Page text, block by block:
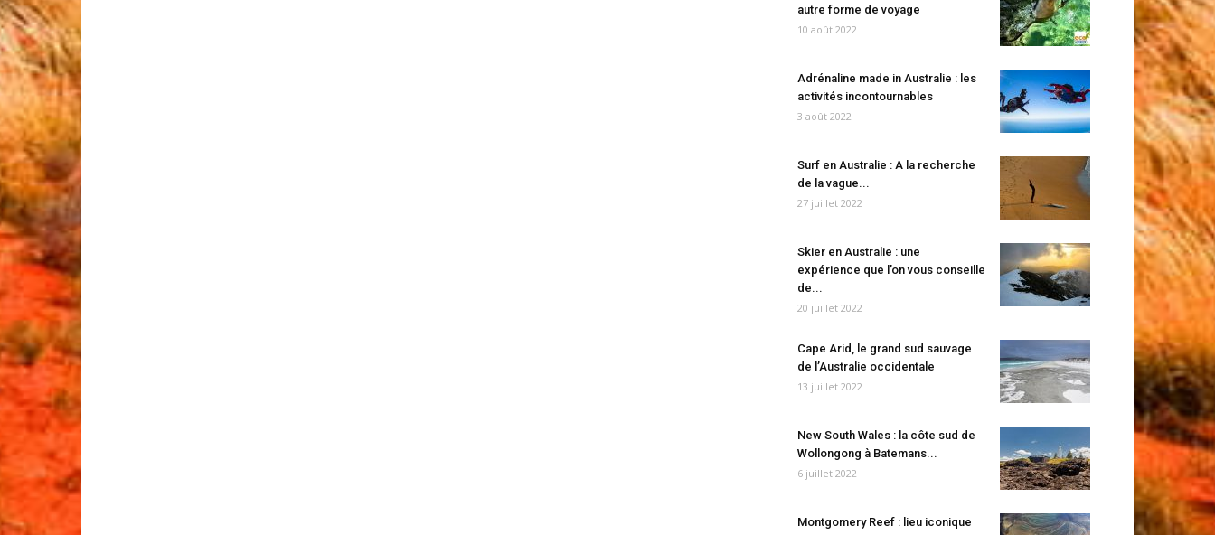
autre forme de voyage
10 août 2022
Adrénaline made in Australie : les
activités incontournables
3 août 2022
Surf en Australie : A la recherche
de la vague...
27 juillet 2022
Skier en Australie : une
expérience que l’on vous conseille
de...
20 juillet 2022
Cape Arid, le grand sud sauvage
de l’Australie occidentale
13 juillet 2022
New South Wales : la côte sud de
Wollongong à Batemans...
6 juillet 2022
Montgomery Reef : lieu iconique